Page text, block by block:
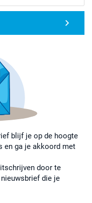
blijf je op de hoogte
en ga je akkoord met
door te
die je